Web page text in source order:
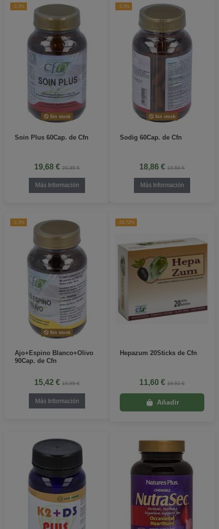
-3,3%
Sin stock
Soin Plus 60Cap. de Cfn
19,68 € 20,35 €
Más Información
-3,3%
Sin stock
Sodig 60Cap. de Cfn
18,86 € 19,50 €
Más Información
-3,3%
Sin stock
Ajo+Espino Blanco+Olivo
90Cap. de Cfn
15,42 € 15,95 €
Más Información
-29,72%
Hepazum 20Sticks de Cfn
11,60 € 16,51 €